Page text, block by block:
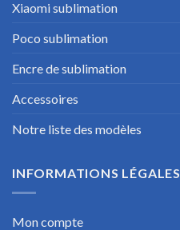
Xiaomi sublimation
Poco sublimation
Encre de sublimation
Accessoires
Notre liste des modèles
INFORMATIONS LÉGALES
Mon compte